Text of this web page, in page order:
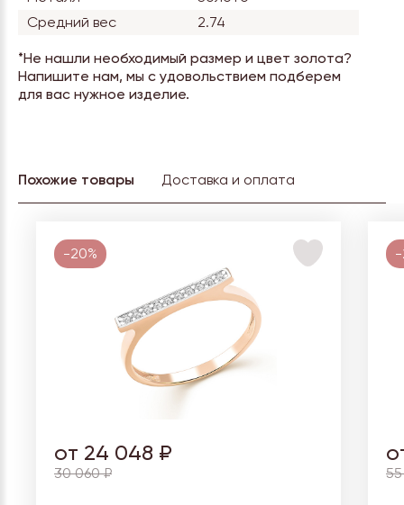
Средний вес
2.74
*Не нашли необходимый размер и цвет золота?
Напишите нам, мы с удовольствием подберем
для вас нужное изделие.
Похожие товары Доставка и оплата
-20%
от 24 048 ₽
30 060 ₽
-